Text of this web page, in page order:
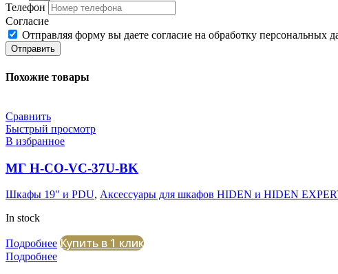
Телефон
Согласие
Отправляя форму вы даете согласие на обработку персональных
Отправить
Похожие товары
Сравнить
Быстрый просмотр
В избранное
МГ H-CO-VC-37U-BK
Шкафы 19" и PDU, Аксессуары для шкафов HIDEN и HIDEN
In stock
Подробнее Купить в 1 клик
Подробнее